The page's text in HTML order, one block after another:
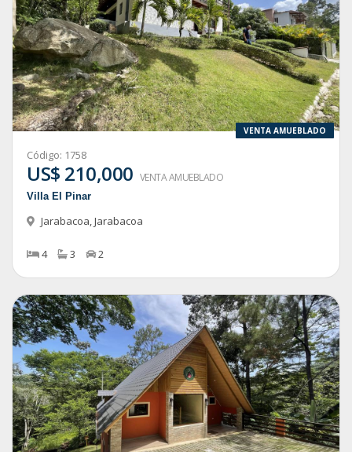
VENTA AMUEBLADO
Código: 1758
US$ 210,000 VENTA AMUEBLADO
Villa El Pinar
Jarabacoa,Jarabacoa
4 3 2